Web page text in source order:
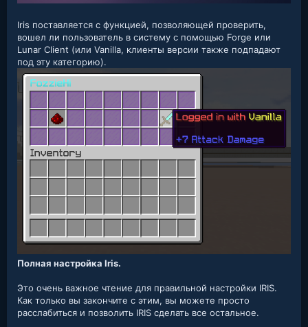
Iris поставляется с функцией, позволяющей проверить,
вошел ли пользователь в систему с помощью Forge или
Lunar Client (или Vanilla, клиенты версии также подпадают
под эту категорию).
Полная настройка Iris.
Это очень важное чтение для правильной настройки IRIS.
Как только вы закончите с этим, вы можете просто
расслабиться и позволить IRIS сделать все остальное.